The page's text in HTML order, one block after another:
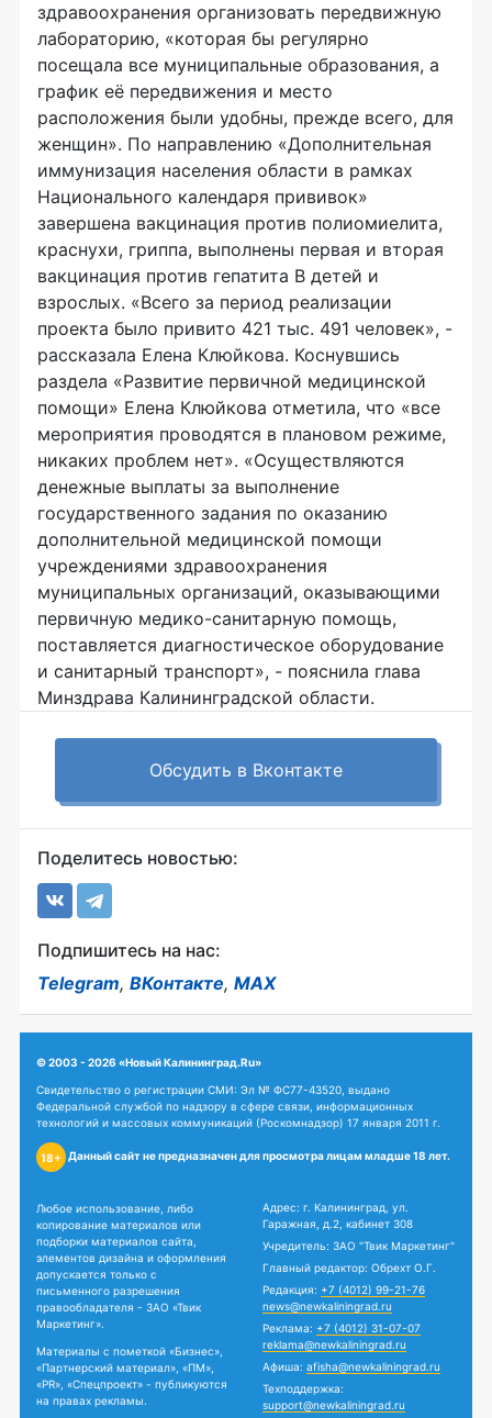
здравоохранения организовать передвижную
лабораторию, «которая бы регулярно
посещала все муниципальные образования, а
график её передвижения и место
расположения были удобны, прежде всего, для
женщин». По направлению «Дополнительная
иммунизация населения области в рамках
Национального календаря прививок»
завершена вакцинация против полиомиелита,
краснухи, гриппа, выполнены первая и вторая
вакцинация против гепатита В детей и
взрослых. «Всего за период реализации
проекта было привито 421 тыс. 491 человек», -
рассказала Елена Клюйкова. Коснувшись
раздела «Развитие первичной медицинской
помощи» Елена Клюйкова отметила, что «все
мероприятия проводятся в плановом режиме,
никаких проблем нет». «Осуществляются
денежные выплаты за выполнение
государственного задания по оказанию
дополнительной медицинской помощи
учреждениями здравоохранения
муниципальных организаций, оказывающими
первичную медико-санитарную помощь,
поставляется диагностическое оборудование
и санитарный транспорт», - пояснила глава
Минздрава Калининградской области.
Обсудить в Вконтакте
Поделитесь новостью:
Подпишитесь на нас:
Telegram, ВКонтакте, MAX
© 2003 - 2026 «Новый Калининград.Ru»
Свидетельство о регистрации СМИ: Эл № ФС77-43520, выдано
Федеральной службой по надзору в сфере связи, информационных
технологий и массовых коммуникаций (Роскомнадзор) 17 января 2011 г.
18+ Данный сайт не предназначен для просмотра лицам младше 18 лет.
Любое использование, либо
копирование материалов или
подборки материалов сайта,
элементов дизайна и оформления
допускается только с
письменного разрешения
правообладателя - ЗАО «Твик
Маркетинг».
Материалы с пометкой «Бизнес»,
«Партнерский материал», «ПМ»,
«PR», «Спецпроект» - публикуются
на правах рекламы.
Адрес: г. Калининград, ул.
Гаражная, д.2, кабинет 308
Учредитель: ЗАО "Твик Маркетинг"
Главный редактор: Обрехт О.Г.
Редакция: +7 (4012) 99-21-76
news@newkaliningrad.ru
Реклама: +7 (4012) 31-07-07
reklama@newkaliningrad.ru
Афиша: afisha@newkaliningrad.ru
Техподдержка:
support@newkaliningrad.ru